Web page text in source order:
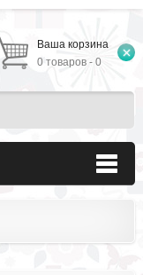
Ваша корзина
0 товаров - 0